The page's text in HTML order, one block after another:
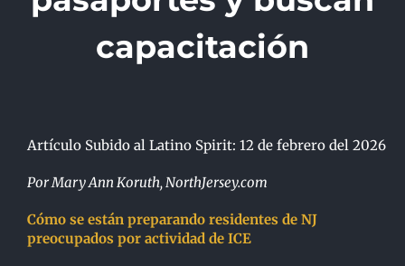
capacitación
Artículo Subido al Latino Spirit: 12 de febrero del 2026
Por Mary Ann Koruth, NorthJersey.com
Cómo se están preparando residentes de NJ
preocupados por actividad de ICE